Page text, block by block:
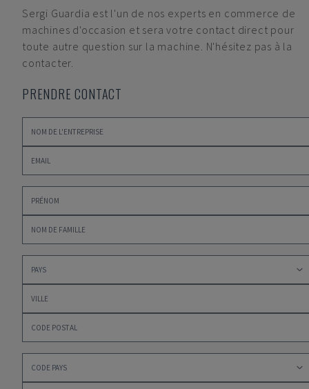
Sergi Guardia est l'un de nos experts en commerce de
machines d'occasion et sera votre contact direct pour
toute autre question sur la machine. N'hésitez pas à la
contacter.
PRENDRE CONTACT